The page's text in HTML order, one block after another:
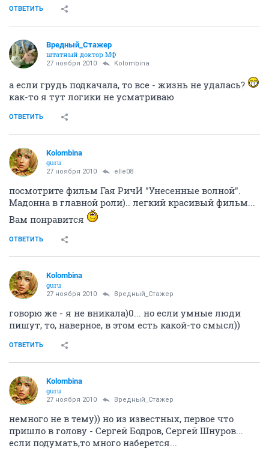
ОТВЕТИТЬ
Вредный_Стажер
штатный доктор МФ
27 ноября 2010 Kolombina
а если грудь подкачала, то все - жизнь не удалась?
как-то я тут логики не усматриваю
ОТВЕТИТЬ
Kolombina
guru
27 ноября 2010 elle08
посмотрите фильм Гая РичИ "Унесенные волной".
Мадонна в главной роли).. легкий красивый фильм...
Вам понравится
ОТВЕТИТЬ
Kolombina
guru
27 ноября 2010 Вредный_Стажер
говорю же - я не вникала)0... но если умные люди
пишут, то, наверное, в этом есть какой-то смысл))
ОТВЕТИТЬ
Kolombina
guru
27 ноября 2010 Вредный_Стажер
немного не в тему)) но из известных, первое что
пришло в голову - Сергей Бодров, Сергей Шнуров...
если подумать,то много наберется...